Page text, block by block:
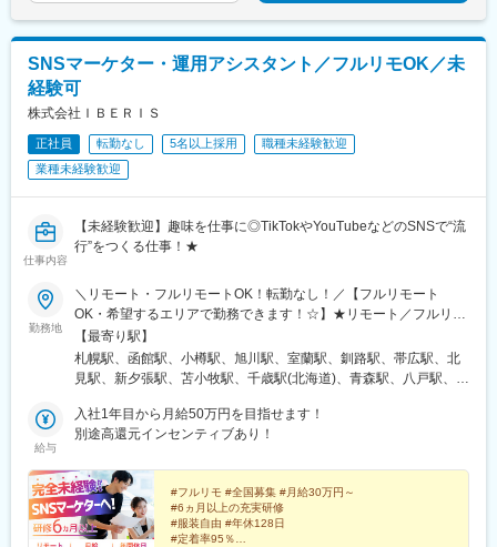
トウェイ駅、高島町駅、馬車道駅、高津駅(神奈川県)、四ツ橋駅、
SNSマーケター・運用アシスタント／フルリモOK／未
経験可
株式会社ＩＢＥＲＩＳ
正社員 転勤なし 5名以上採用
職種未経験歓迎
業種未経験歓迎
仕事内容
【未経験歓迎】趣味を仕事に◎TikTokやYouTubeなどのSNSで“流
行”をつくる仕事！★
勤務地
＼リモート・フルリモートOK！転勤なし！／【フルリモート
OK・希望するエリアで勤務できます！☆】★リモート／フルリモ
ート選択可★通勤なし・全国どこからでも勤務OK★将来的には
「カフェで仕事」「旅しながら働く」も可能★転勤なし（地方在
住の方も歓迎）※研修期間中は各プロジェクト先への出社となりま
本社東京都渋谷区道玄坂1-10-8 渋谷道玄坂東急ビル2F-C■銀座東
京都中央区銀座1-12-4 N&E BLD.6F■六本木東京都港区六本木3-
間ビル■池袋東京都豊島区東池袋2-62-8 BIGオフィスプラザ池袋■
梅田大阪府大阪市北区梅田1-2-2 大阪駅前第2ビル12-12号■名古屋
愛知県名古屋市中村区名駅4-24-5 第2森ビル■博多福岡県福岡市博
多区博多駅前1-23-1 ParkFront博多駅前1丁目5F-B
【最寄り駅】
札幌駅、函館駅、小樽駅、旭川駅、室蘭駅、釧路駅、帯広駅、北
見駅、新夕張駅、苫小牧駅、千歳駅(北海道)、青森駅、八戸駅、弘
盛駅、久慈駅、仙台駅、石巻駅、杜せきのした駅、新田駅(宮城
県)、くりこま高原駅、多賀城駅、気仙沼駅、いわき駅、郡山駅(福
駅、秋田駅、横手駅、能代駅、湯沢駅、大久保駅(秋田県)、鷹ノ巣
駅、山形駅、鶴岡駅、酒田駅、米沢駅、天童駅、さくらんぼ東根
駅、寒河江駅、新庄駅、水戸駅、つくば駅、日立駅、勝田駅、土
浦駅、古河駅、取手駅、下館駅、笹川駅、牛久駅、龍ケ崎市駅、
給与
入社1年目から月給50万円を目指せます！
別途高還元インセンティブあり！
#フルリモ #全国募集 #月給30万円～
#6ヵ月以上の充実研修
#服装自由 #年休128日
#定着率95％